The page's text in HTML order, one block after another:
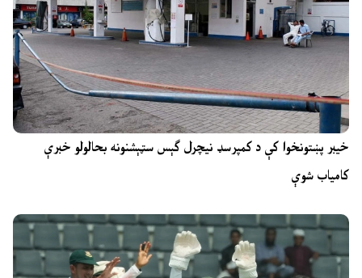
خیبر پښتونخوا کې د کمپرسډ نیچرل ګېس سټېشنونه بحالولو خبرې
کامیاب شوې